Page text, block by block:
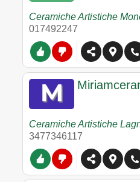
Ceramiche Artistiche
017492247
Ceramiche Artistiche
3477346117